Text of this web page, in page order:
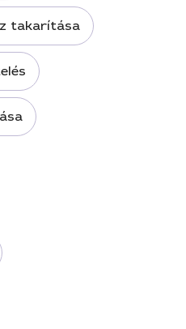
takarítása